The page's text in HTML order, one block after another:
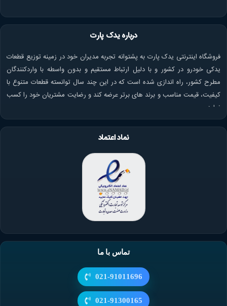
درباره یدک پارت
فروشگاه اینترنتی یدک پارت به پشتوانه تجربه مدیران خود در زمینه توزیع قطعات
یدکی خودرو در کشور و با دلیل ارتباط مستقیم و بدون واسطه با واردکنندگان
مطرح کشور، راه اندازی شده است که در این چند سال توانسته قطعات متنوع با
کیفیت، قیمت مناسب و برند های برتر عرضه کند و رضایت مشتریان خود را کسب
نماید.
نماد اعتماد
تماس با ما
021-91011696
021-91300165